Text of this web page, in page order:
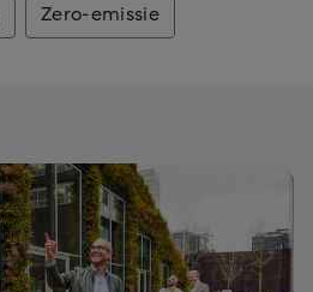
Zero-emissie